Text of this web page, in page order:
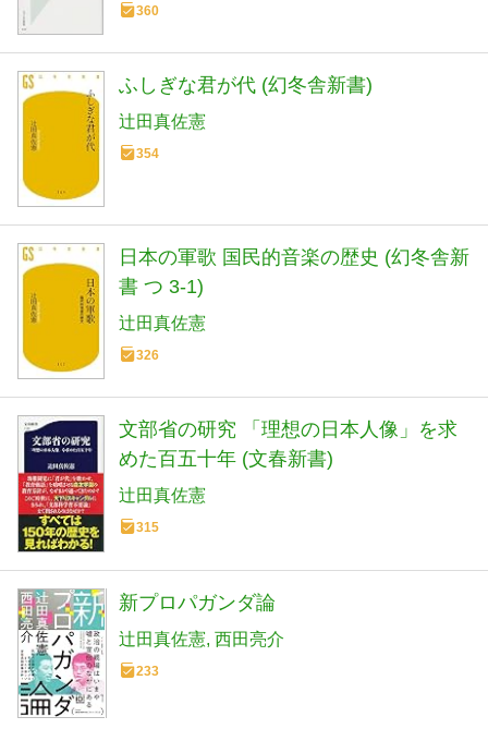
360
ふしぎな君が代 (幻冬舎新書)
辻田真佐憲
354
日本の軍歌 国民的音楽の歴史 (幻冬舎新
書 つ 3-1)
辻田真佐憲
326
文部省の研究 「理想の日本人像」を求
めた百五十年 (文春新書)
辻田真佐憲
315
新プロパガンダ論
辻田真佐憲 西田亮介
233